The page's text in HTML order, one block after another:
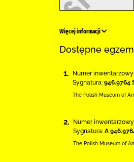
Więcej informacji
Dostępne
1. Numer inwentarzowy:
Sygnatura: 946.9764
The Polish Museum of
2. Numer
Sygnatura: A
The Polish Museum of